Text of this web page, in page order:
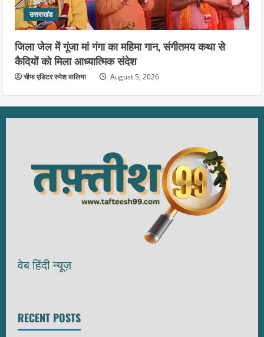
उत्तराखंड
जिला जेल में गूंजा मां गंगा का महिमा गान, संगीतमय कथा से
कैदियों को मिला आध्यात्मिक संदेश
चीफ एडिटर रुपेश वालिया August 5, 2026
वेब हिंदी न्यूज़
RECENT POSTS